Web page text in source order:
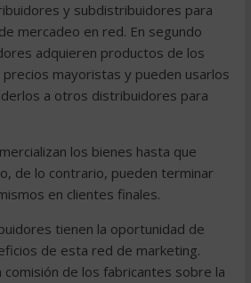
y subdistribuidores para
mercadeo en red. En segundo
adquieren productos de los
mayoristas y pueden usarlos
a otros distribuidores para
los bienes hasta que
de lo contrario, pueden terminar
en clientes finales.
tienen la oportunidad de
de esta red de marketing.
comisión de los fabricantes sobre la